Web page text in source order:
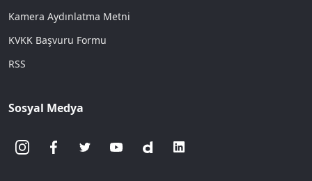
Kamera Aydınlatma Metni
KVKK Başvuru Formu
RSS
Sosyal Medya